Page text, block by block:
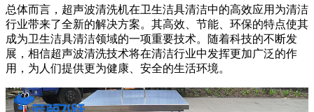
总体而言，超声波清洗机在卫生洁具清洁中的高效应用为清洁
行业带来了全新的解决方案。其高效、节能、环保的特点使其
成为卫生洁具清洁领域的一项重要技术。随着科技的不断发
展，相信超声波清洗技术将在清洁行业中发挥更加广泛的作
用，为人们提供更为健康、安全的生活环境。